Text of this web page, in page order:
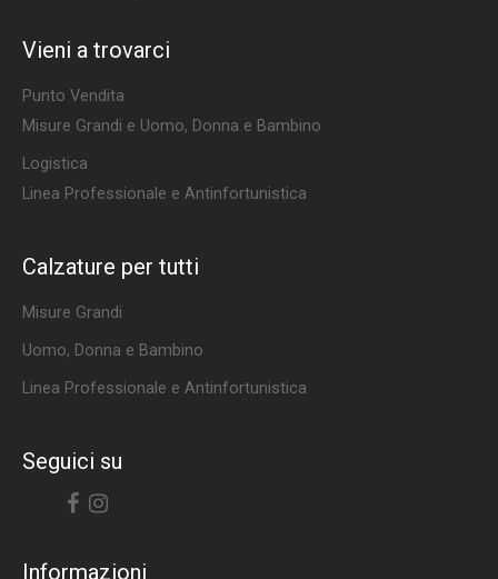
Vieni a trovarci
Punto Vendita
Misure Grandi e Uomo, Donna e Bambino
Logistica
Linea Professionale e Antinfortunistica
Calzature per tutti
Misure Grandi
Uomo, Donna e Bambino
Linea Professionale e Antinfortunistica
Seguici su
Informazioni